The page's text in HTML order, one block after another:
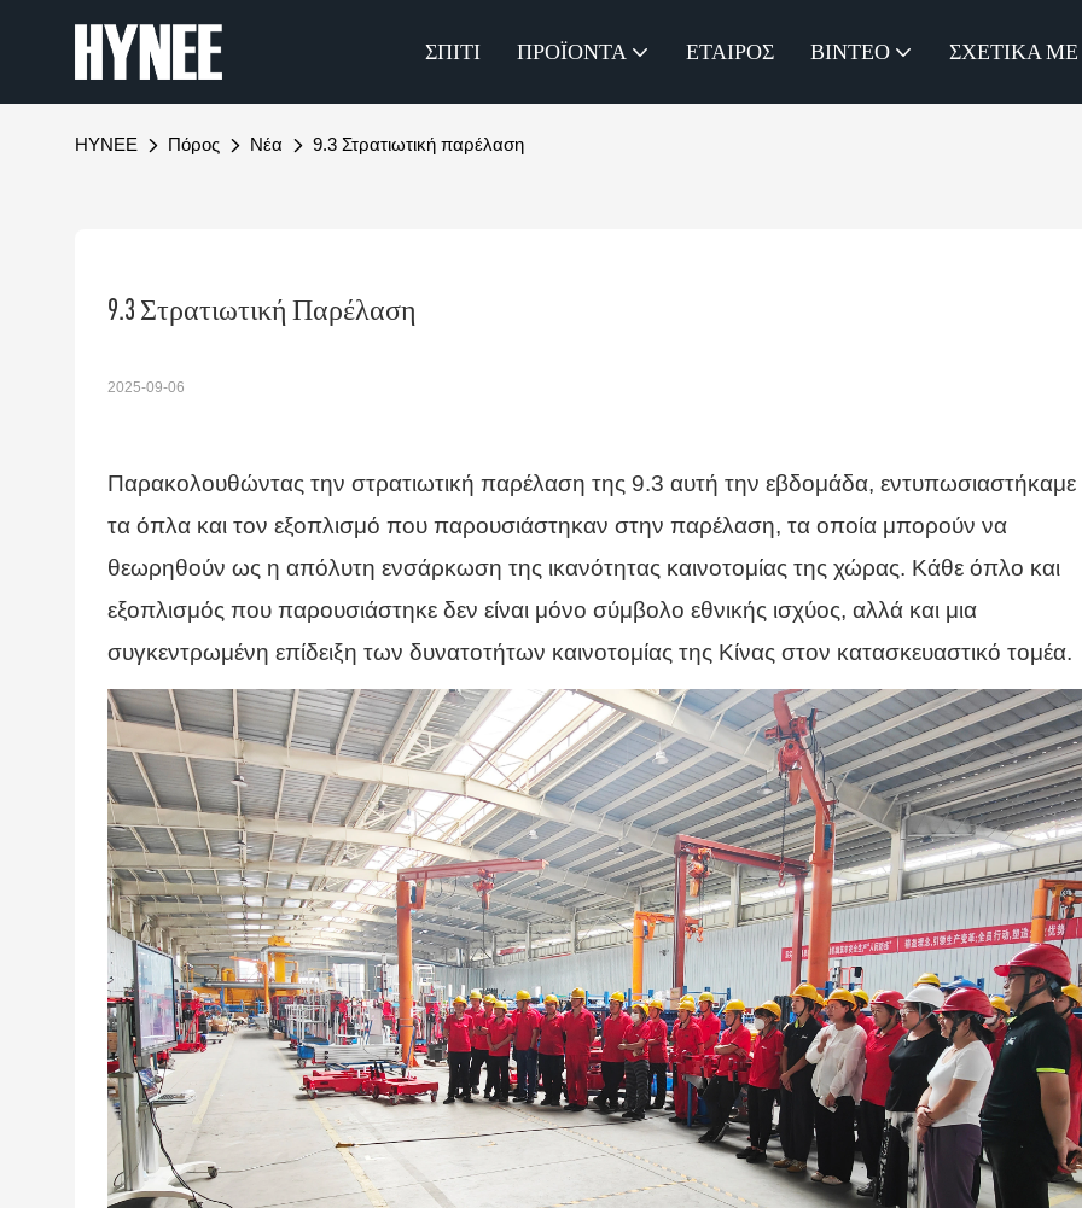
ΣΠΊΤΙ ΠΡΟΪΌΝΤΑ ΕΤΑΊΡΟΣ ΒΊΝΤΕΟ ΣΧΕΤΙΚΆ
HYNEE Πόρος Νέα 9.3 Στρατιωτική παρέλαση
9.3 Στρατιωτική Παρέλαση
2025-09-06
Παρακολουθώντας την στρατιωτική παρέλαση της 9.3 αυτή την εβδομάδα,
τα όπλα και τον εξοπλισμό που παρουσιάστηκαν στην παρέλαση, τα οποία μπορούν να
θεωρηθούν ως η απόλυτη ενσάρκωση της ικανότητας καινοτομίας της χώρας. Κάθε όπλο και
εξοπλισμός που παρουσιάστηκε δεν είναι μόνο σύμβολο εθνικής ισχύος, αλλά και μια
συγκεντρωμένη επίδειξη των δυνατοτήτων καινοτομίας της Κίνας στον κατασκευαστικό τομέα.